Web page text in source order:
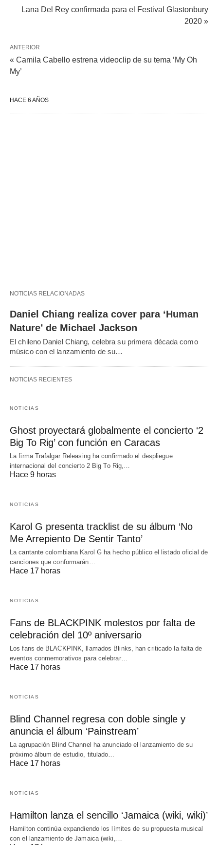
Lana Del Rey confirmada para el Festival Glastonbury
2020 »
ANTERIOR
« Camila Cabello estrena videoclip de su tema ‘My Oh
My’
HACE 6 AÑOS
NOTICIAS RELACIONADAS
Daniel Chiang realiza cover para ‘Human
Nature’ de Michael Jackson
El chileno Daniel Chiang, celebra su primera década como
músico con el lanzamiento de su…
NOTICIAS RECIENTES
NOTICIAS
Ghost proyectará globalmente el concierto ‘2
Big To Rig’ con función en Caracas
La firma Trafalgar Releasing ha confirmado el despliegue
internacional del concierto 2 Big To Rig,…
Hace 9 horas
NOTICIAS
Karol G presenta tracklist de su álbum ‘No
Me Arrepiento De Sentir Tanto’
La cantante colombiana Karol G ha hecho público el listado oficial de
canciones que conformarán…
Hace 17 horas
NOTICIAS
Fans de BLACKPINK molestos por falta de
celebración del 10º aniversario
Los fans de BLACKPINK, llamados Blinks, han criticado la falta de
eventos conmemorativos para celebrar…
Hace 17 horas
NOTICIAS
Blind Channel regresa con doble single y
anuncia el álbum ‘Painstream’
La agrupación Blind Channel ha anunciado el lanzamiento de su
próximo álbum de estudio, titulado…
Hace 17 horas
NOTICIAS
Hamilton lanza el sencillo ‘Jamaica (wiki, wiki)’
Hamilton continúa expandiendo los límites de su propuesta musical
con el lanzamiento de Jamaica (wiki,…